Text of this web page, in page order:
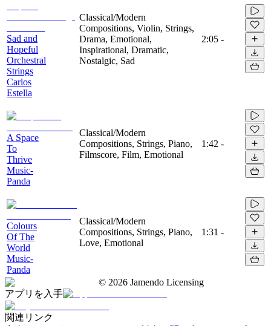
Sad and
Hopeful
Orchestral
Strings
Carlos
Estella
Classical/Modern
Compositions, Violin, Strings,
Drama, Emotional,
Inspirational, Dramatic,
Nostalgic, Sad
2:05 -
A Space
To
Thrive
Music-
Panda
Classical/Modern
Compositions, Strings, Piano,
Filmscore, Film, Emotional
1:42 -
Colours
Of The
World
Music-
Panda
Classical/Modern
Compositions, Strings, Piano,
Love, Emotional
1:31 -
© 2026 Jamendo Licensing
アプリを入手
関連リンク